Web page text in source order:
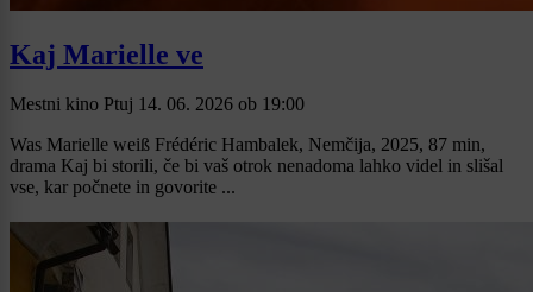
Kaj Marielle ve
Mestni kino Ptuj 14. 06. 2026 ob 19:00
Was Marielle weiß Frédéric Hambalek, Nemčija, 2025, 87 min,
drama Kaj bi storili, če bi vaš otrok nenadoma lahko videl in slišal
vse, kar počnete in govorite ...